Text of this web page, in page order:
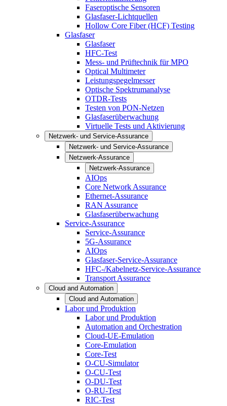
Faseroptische Sensoren
Glasfaser-Lichtquellen
Hollow Core Fiber (HCF) Testing
Glasfaser
Glasfaser
HFC-Test
Mess- und Prüftechnik für MPO
Optical Multimeter
Leistungspegelmesser
Optische Spektrumanalyse
OTDR-Tests
Testen von PON-Netzen
Glasfaserüberwachung
Virtuelle Tests und Aktivierung
Netzwerk- und Service-Assurance
Netzwerk- und Service-Assurance
Netzwerk-Assurance
Netzwerk-Assurance
AIOps
Core Network Assurance
Ethernet-Assurance
RAN Assurance
Glasfaserüberwachung
Service-Assurance
Service-Assurance
5G-Assurance
AIOps
Glasfaser-Service-Assurance
HFC-/Kabelnetz-Service-Assurance
Transport Assurance
Cloud and Automation
Cloud and Automation
Labor und Produktion
Labor und Produktion
Automation and Orchestration
Cloud-UE-Emulation
Core-Emulation
Core-Test
O-CU-Simulator
O-CU-Test
O-DU-Test
O-RU-Test
RIC-Test